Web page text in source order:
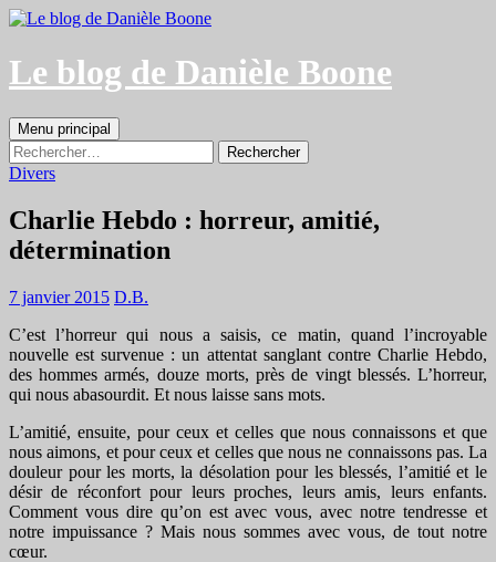
Aller
contenu
Le blog de Danièle Boone
Recherche
Menu principal
Rechercher :
Divers
Charlie Hebdo : horreur, amitié,
détermination
7 janvier 2015 D.B.
C’est l’horreur qui nous a saisis, ce matin, quand l’incroyable
nouvelle est survenue : un attentat sanglant contre Charlie Hebdo,
des hommes armés, douze morts, près de vingt blessés. L’horreur,
qui nous abasourdit. Et nous laisse sans mots.
L’amitié, ensuite, pour ceux et celles que nous connaissons et que
nous aimons, et pour ceux et celles que nous ne connaissons pas. La
douleur pour les morts, la désolation pour les blessés, l’amitié et le
désir de réconfort pour leurs proches, leurs amis, leurs enfants.
Comment vous dire qu’on est avec vous, avec notre tendresse et
notre impuissance ? Mais nous sommes avec vous, de tout notre
cœur.